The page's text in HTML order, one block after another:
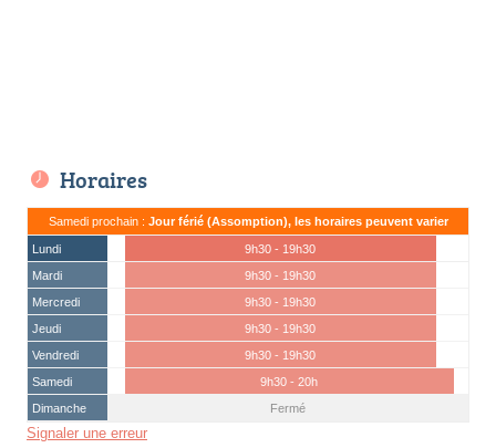
Horaires
Samedi prochain : Jour férié (Assomption), les horaires peuvent varier
Lundi
9h30 - 19h30
Mardi
9h30 - 19h30
Mercredi
9h30 - 19h30
Jeudi
9h30 - 19h30
Vendredi
9h30 - 19h30
Samedi
9h30 - 20h
Dimanche
Fermé
Signaler une erreur